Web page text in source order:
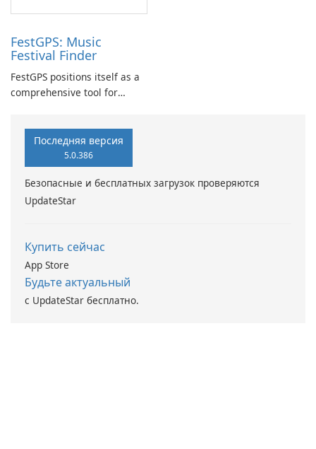
FestGPS: Music
Festival Finder
FestGPS positions itself as a
comprehensive tool for
that streamline the discovery
and planning process.
Последняя версия
5.0.386
Безопасные и бесплатных загрузок проверяются
UpdateStar
Купить сейчас
App Store
Будьте актуальный
с UpdateStar бесплатно.